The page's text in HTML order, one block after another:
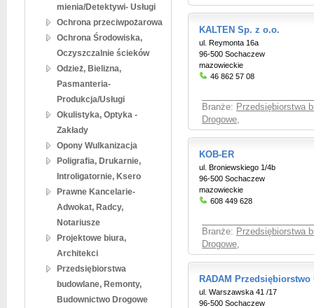
mienia/Detektywi- Usługi
Ochrona przeciwpożarowa
Ochrona Środowiska,
Oczyszczalnie ścieków
Odzież, Bielizna,
Pasmanteria-
Produkcja/Usługi
Okulistyka, Optyka -
Zakłady
Opony Wulkanizacja
Poligrafia, Drukarnie,
Introligatornie, Ksero
Prawne Kancelarie-
Adwokat, Radcy,
Notariusze
Projektowe biura,
Architekci
Przedsiębiorstwa
budowlane, Remonty,
Budownictwo Drogowe
KALTEN Sp. z o.o.
ul. Reymonta 16a
96-500 Sochaczew
mazowieckie
46 862 57 08
Branże: Przedsiębiorstwa
Drogowe,
KOB-ER
ul. Broniewskiego 1/4b
96-500 Sochaczew
mazowieckie
608 449 628
Branże: Przedsiębiorstwa
Drogowe,
RADAM Przedsiębiorstwo
ul. Warszawska 41 /17
96-500 Sochaczew